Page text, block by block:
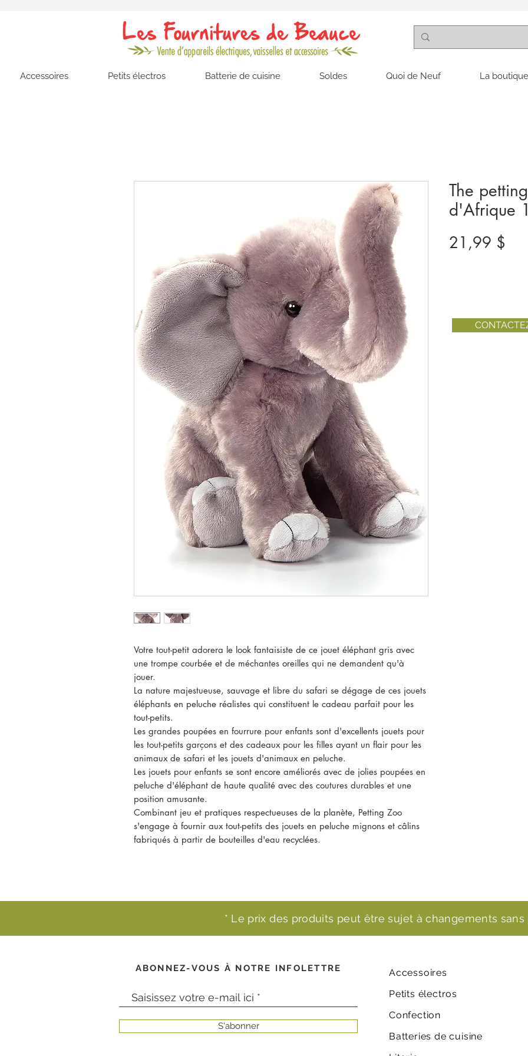
Accessoires Petits électros Batterie de cuisine Soldes Quoi de Neuf La
Votre tout-petit adorera le look fantaisiste de ce jouet éléphant gris avec
une trompe courbée et de méchantes oreilles qui ne demandent qu'à
jouer.
La nature majestueuse, sauvage et libre du safari se dégage de ces jouets
éléphants en peluche réalistes qui constituent le cadeau parfait pour les
tout-petits.
Les grandes poupées en fourrure pour enfants sont d'excellents jouets pour
les tout-petits garçons et des cadeaux pour les filles ayant un flair pour les
animaux de safari et les jouets d'animaux en peluche.
Les jouets pour enfants se sont encore améliorés avec de jolies poupées en
peluche d'éléphant de haute qualité avec des coutures durables et une
position amusante.
Combinant jeu et pratiques respectueuses de la planète, Petting Zoo
s'engage à fournir aux tout-petits des jouets en peluche mignons et câlins
fabriqués à partir de bouteilles d'eau recyclées.
The
d'Afrique
21,99 $
* Le prix des produits peut être sujet à changements sans
ABONNEZ-VOUS À NOTRE INFOLETTRE
S'abonner
Accessoires
Petits électros
Confection
Batteries de cuisine